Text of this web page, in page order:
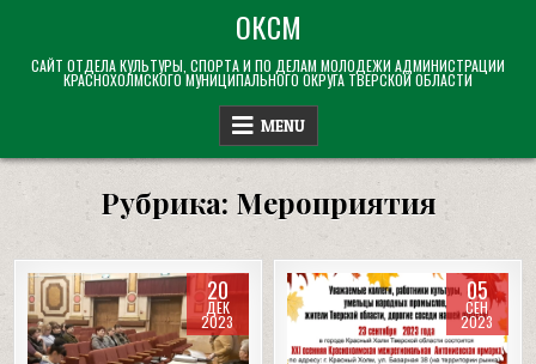
content
ОКСМ
САЙТ ОТДЕЛА КУЛЬТУРЫ, СПОРТА И ПО ДЕЛАМ МОЛОДЕЖИ АДМИНИСТРАЦИИ
КРАСНОХОЛМСКОГО МУНИЦИПАЛЬНОГО ОКРУГА ТВЕРСКОЙ ОБЛАСТИ
MENU
Рубрика: Мероприятия
20
ДЕК
2023
Posted
05
СЕН
2023
Posted